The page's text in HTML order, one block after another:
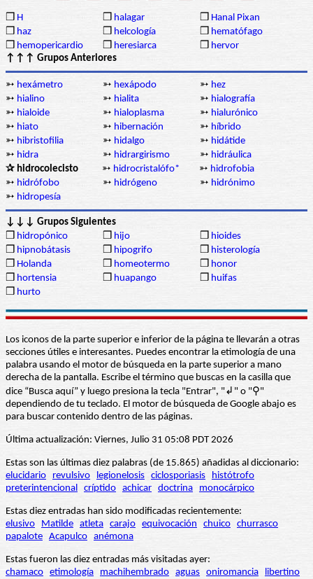
❒ H ❒ halagar ❒ Hanal Pixan
❒ haz ❒ helcología ❒ hematófago
❒ hemopericardio ❒ heresiarca ❒ hervor
↑↑↑ Grupos Anteriores
➳ hexámetro ➳ hexápodo ➳ hez
➳ hialino ➳ hialita ➳ hialografía
➳ hialoide ➳ hialoplasma ➳ hialurónico
➳ hiato ➳ hibernación ➳ híbrido
➳ hibristofilia ➳ hidalgo ➳ hidátide
➳ hidra ➳ hidrargirismo ➳ hidráulica
✰ hidrocolecisto
➳ hidrocristalófo* ➳ hidrofobia
➳ hidrófobo ➳ hidrógeno ➳ hidrónimo
➳ hidropesía
↓↓↓ Grupos Siguientes
❒ hidropónico ❒ hijo ❒ hioides
❒ hipnobátasis ❒ hipogrifo ❒ histerología
❒ Holanda ❒ homeotermo ❒ honor
❒ hortensia ❒ huapango ❒ huifas
❒ hurto
Los iconos de la parte superior e inferior de la página te llevarán a otras
secciones útiles e interesantes. Puedes encontrar la etimología de una
palabra usando el motor de búsqueda en la parte superior a mano
derecha de la pantalla. Escribe el término que buscas en la casilla que
dice “Busca aquí” y luego presiona la tecla "Entrar", "↲" o "⚲"
dependiendo de tu teclado. El motor de búsqueda de Google abajo es
para buscar contenido dentro de las páginas.
Última actualización: Viernes, Julio 31 05:08 PDT 2026
Estas son las últimas diez palabras (de 15.865) añadidas al diccionario:
elucidario
revulsivo legionelosis ciclosporiasis
histótrofo
preterintencional críptido achicar doctrina monocárpico
Estas diez entradas han sido modificadas recientemente:
elusivo
Matilde atleta carajo equivocación chuico churrasco
papalote Acapulco anémona
Estas fueron las diez entradas más visitadas ayer:
chamaco etimología machihembrado aguas oniromancia libertino